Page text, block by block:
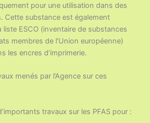
pour une utilisation dans des
Cette substance est également
liste ESCO (inventaire de substances
membres de l’Union européenne)
les encres d’imprimerie.
menés par l’Agence sur ces
travaux sur les PFAS pour :